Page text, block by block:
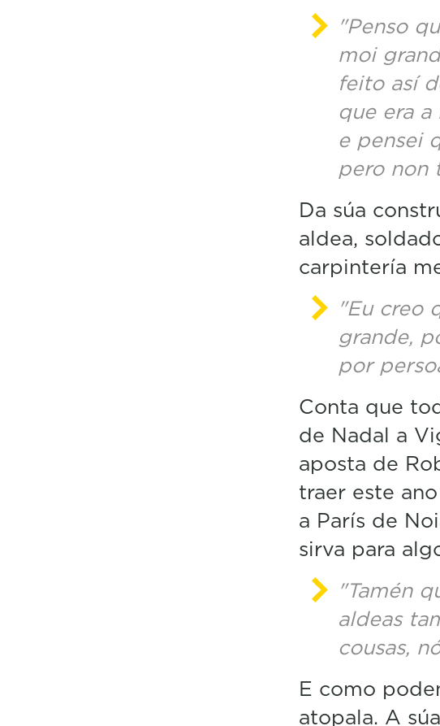
"Penso
moi
feito así
que era a
e pensei
pero non
Da súa
aldea,
carpintería
"Eu creo
grande,
por
Conta que
de Nadal a
aposta de
traer este
a París de
sirva para
"Tamén
aldeas
cousas,
E como
atopala. A